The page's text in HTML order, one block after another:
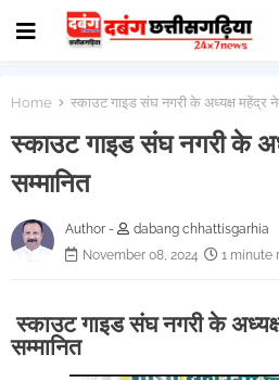
Home स्काउट गाइड संघ नगरी के अध्यक्ष महेंद्र
स्काउट गाइड संघ नगरी के
सम्मानित
Author -
dabang chhattisgarhia
November 08, 2024
1 minute
स्काउट गाइड संघ नगरी के
सम्मानित